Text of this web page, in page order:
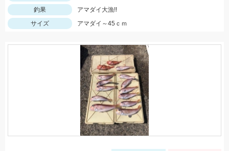
釣果
アマダイ大漁!!
サイズ
アマダイ～45ｃｍ